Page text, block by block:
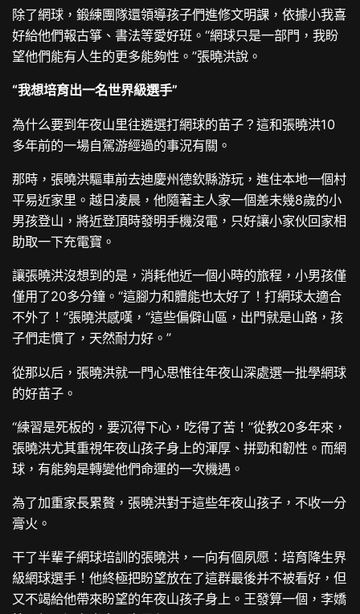
除了網球，鍛練團隊還領導孩子們進修文明課，依據小我喜
好給他們報古箏、書法等愛好班。“網球只是一部門，我盼
望他們能有人生的更多能夠性。”張曉洪說。
“我想培育出一名世界級選手”
為什么要到年夜山里往遴選打網球的苗子？這和張曉洪10
多年前的一場自駕游經過的事況有關。
那時，張曉洪驅車前去迪慶州德欽縣游玩，進住本地一個村
平易近家里。越日凌晨，他隨著主人家一個差未幾8歲的小
男孩登山，將近登頂時發明手機沒電，只好讓小家伙回家相
助取一下充電寶。
讓張曉洪沒想到的是，消耗他近一個小時的旅程，小男孩僅
僅用了20多分鐘。“這腳力和體能也太好了！打網球太適合
不外了！”張曉洪感嘆，“這些偏僻山區，出門就是山路，孩
子們走慣了，天然耐力好。”
從那以后，張曉洪就一門心思惟往年夜山深處選一批學網球
的好苗子。
“練習是死板的，要沉得下心，吃得了苦！”從教20多年來，
張曉洪尤其重視年夜山孩子身上的渾厚、拼勁和韌性。而網
球，有能夠是轉變他們命運的一次機遇。
為了加重家長累贅，張曉洪對于這些年夜山孩子，不收一分
膏火。
干了半輩子網球培訓的張曉洪，一向有個夙愿：培育降生界
級網球選手！他終極把盼望放在了這群最後并不被看好，但
又不竭給他帶來盼望的年夜山孩子身上。王發算一個，李嬌